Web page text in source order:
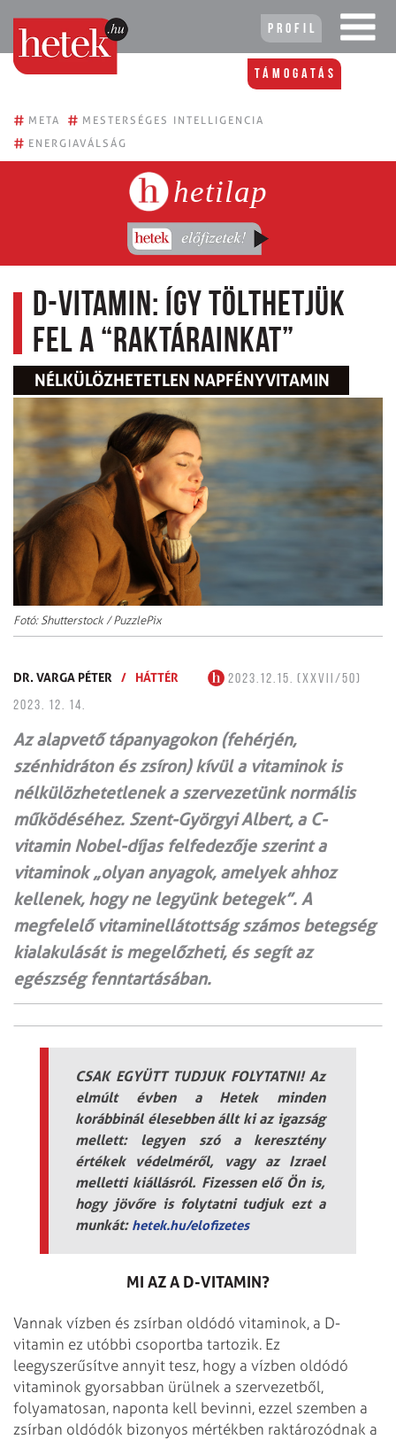
Profil
Támogatás
# META # MESTERSÉGES INTELLIGENCIA
# ENERGIAVÁLSÁG
hetilap
D-vitamin: így tölthetjük
fel a “raktárainkat”
NÉLKÜLÖZHETETLEN NAPFÉNYVITAMIN
Fotó: Shutterstock / PuzzlePix
DR. VARGA PÉTER / HÁTTÉR
2023.12.15. (XXVII/50)
2023. 12. 14.
Az alapvető tápanyagokon (fehérjén,
szénhidráton és zsíron) kívül a vitaminok is
nélkülözhetetlenek a szervezetünk normális
működéséhez. Szent-Györgyi Albert, a C-
vitamin Nobel-díjas felfedezője szerint a
vitaminok „olyan anyagok, amelyek ahhoz
kellenek, hogy ne legyünk betegek”. A
megfelelő vita­minellátottság számos betegség
kialakulását is megelőzheti, és segít az
egészség fenntartásában.
CSAK EGYÜTT TUDJUK FOLYTATNI! Az
elmúlt évben a Hetek minden
korábbinál élesebben állt ki az igazság
mellett: legyen szó a keresztény
értékek védelméről, vagy az Izrael
melletti kiállásról. Fizessen elő Ön is,
hogy jövőre is folytatni tudjuk ezt a
munkát: hetek.hu/elofizetes
MI AZ A D-VITAMIN?
Vannak vízben és zsírban oldódó vitaminok, a D-
vitamin ez utóbbi csoportba tartozik. Ez
leegyszerűsítve annyit tesz, hogy a vízben oldódó
vitaminok gyorsabban ürülnek a szervezetből,
folyamatosan, naponta kell bevinni, ezzel szemben a
zsírban oldódók bizonyos mértékben raktározódnak a